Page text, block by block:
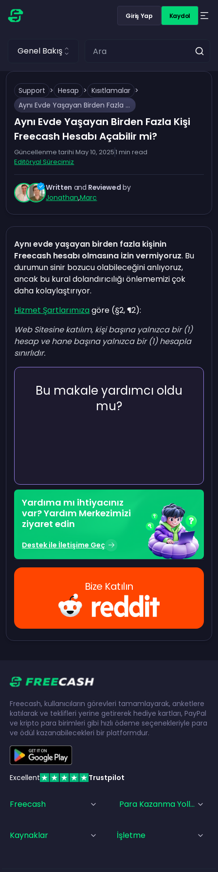
Giriş Yap Kaydol
Genel Bakış
Support > Hesap > Kısıtlamalar >
Aynı Evde Yaşayan Birden Fazla Kişi Freecash Hesabı Açabilir mi?
Aynı Evde Yaşayan Birden Fazla Kişi
Freecash Hesabı Açabilir mi?
Güncellenme tarihi May 10, 20251 min read
Editöryal Sürecimiz
Written and Reviewed by
Jonathan,Marc
Aynı evde yaşayan birden fazla kişinin
Freecash hesabı olmasına izin vermiyoruz. Bu
durumun sinir bozucu olabileceğini anlıyoruz,
ancak bu kural dolandırıcılığı önlememizi çok
daha kolaylaştırıyor.
Hizmet Şartlarımızagöre (§2, ¶2):
Web Sitesine katılım, kişi başına yalnızca bir (1)
hesap ve hane başına yalnızca bir (1) hesapla
sınırlıdır.
Bu makale yardımcı oldu
mu?
Yardıma mı ihtiyacınız
var? Yardım Merkezimizi
ziyaret edin
Destek ile İletişime Geç
Bize Katılın
Freecash, kullanıcıların görevleri tamamlayarak, anketlere
katılarak ve teklifleri yerine getirerek hediye kartları, PayPal
ve kripto para birimleri gibi hızlı ödeme seçenekleriyle para
ve ödül kazanabilecekleri bir platformdur.
Excellent Trustpilot
Freecash Para Kazanma Yolları
Kaynaklar İşletme